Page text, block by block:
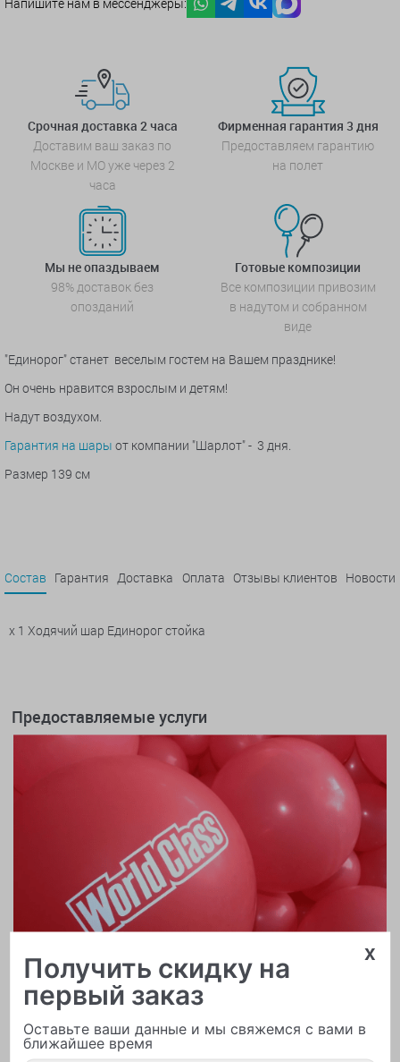
Срочная доставка 2 часа
Доставим ваш заказ по
Москве и МО уже через 2
часа
Фирменная гарантия 3 дня
Предоставляем гарантию
на полет
Мы не опаздываем
98% доставок без
опозданий
Готовые композиции
Все композиции привозим
в надутом и собранном
виде
"Единорог" станет веселым гостем на Вашем празднике!
Он очень нравится взрослым и детям!
Надут воздухом.
Гарантия на шары от компании "Шарлот" - 3 дня.
Размер 139 см
Состав Гарантия Доставка Оплата Отзывы клиентов Новости
x 1 Ходячий шар Единорог стойка
Предоставляемые услуги
x
Получить скидку на
первый заказ
Оставьте ваши данные и мы свяжемся с вами в
ближайшее время